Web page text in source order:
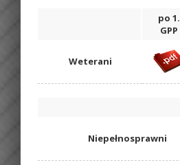
po 1.
GPP
Weterani
Niepełnosprawni